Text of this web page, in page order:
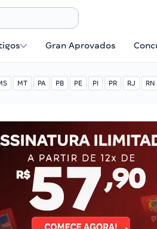
Gran Aprovados
MT PA PB PE PI PR RJ RN